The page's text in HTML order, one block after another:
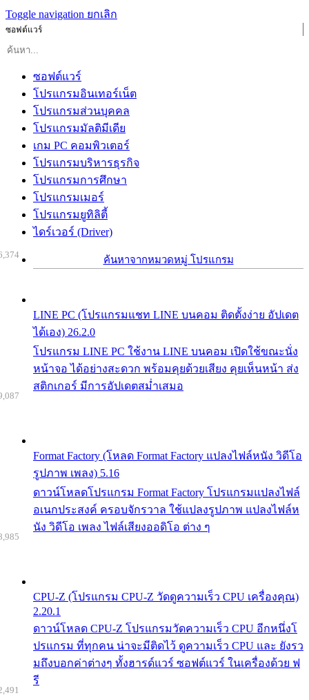
Toggle navigation ยกเลิก
ซอฟต์แวร์
ซอฟต์แวร์
โปรแกรมอินเทอร์เน็ต
โปรแกรมส่วนบุคคล
โปรแกรมมัลติมีเดีย
เกม PC คอมพิวเตอร์
โปรแกรมบริหารธุรกิจ
โปรแกรมการศึกษา
โปรแกรมเมอร์
โปรแกรมยูทิลิตี้
ไดร์เวอร์ (Driver)
ค้นหาจากหมวดหมู่ โปรแกรม
LINE PC (โปรแกรมแชท LINE บนคอม ติดตั้งง่าย อัปเดต
ได้เอง) 26.2.0
โปรแกรม LINE PC ใช้งาน LINE บนคอม เปิดใช้ขณะนั่ง
หน้าจอ ได้อย่างสะดวก พร้อมคุยด้วยเสียง คุยเห็นหน้า ส่ง
สติกเกอร์ มีการอัปเดตสม่ำเสมอ
Format Factory (โหลด Format Factory แปลงไฟล์หนัง วิดีโอ
รูปภาพ เพลง) 5.16
ดาวน์โหลดโปรแกรม Format Factory โปรแกรมแปลงไฟล์
อเนกประสงค์ ครอบจักรวาล ใช้แปลงรูปภาพ แปลงไฟล์ห
นัง วิดีโอ เพลง ไฟล์เสียงออดิโอ ต่าง ๆ
CPU-Z (โปรแกรม CPU-Z วัดดูความเร็ว CPU เครื่องคุณ)
2.20.1
ดาวน์โหลด CPU-Z โปรแกรมวัดความเร็ว CPU อีกหนึ่งโ
ปรแกรม ที่ทุกคน น่าจะมีติดไว้ ดูความเร็ว CPU และ ยังรว
มถึงบอกค่าต่างๆ ทั้งฮารด์แวร์ ซอฟต์แวร์ ในเครื่องด้วย ฟ
รี